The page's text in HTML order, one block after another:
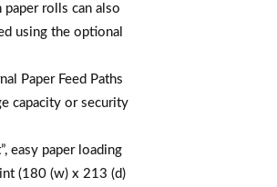
rolls can also
using the optional
Paper Feed Paths
capacity or security
easy paper loading
(180 (w) x 213 (d)